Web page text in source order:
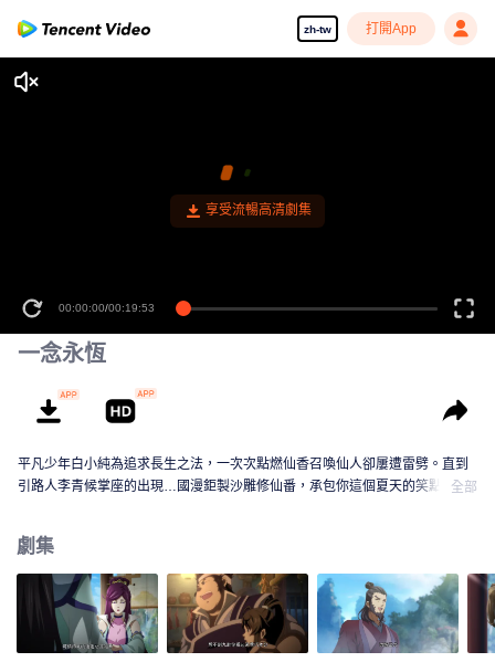
zh-tw 打開App
享受流暢高清劇集
00:00:00/00:19:53
一念永恆
平凡少年白小純為追求長生之法，一次次點燃仙香召喚仙人卻屢遭雷劈。直到
引路人李青候掌座的出現…國漫鉅製沙雕修仙番，承包你這個夏天的笑點！全部
劇集